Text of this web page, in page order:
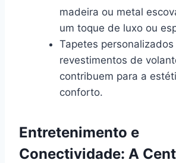
madeira ou metal
um toque de luxo ou
Tapetes personalizados
revestimentos de
contribuem para a
conforto.
Entretenimento e
Conectividade: A